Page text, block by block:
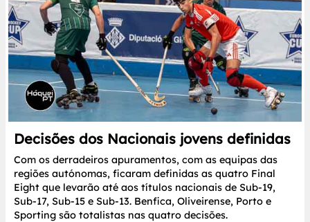
Decisões dos Nacionais jovens definidas
Com os derradeiros apuramentos, com as equipas das
regiões autónomas, ficaram definidas as quatro Final
Eight que levarão até aos títulos nacionais de Sub-19,
Sub-17, Sub-15 e Sub-13. Benfica, Oliveirense, Porto e
Sporting são totalistas nas quatro decisões.